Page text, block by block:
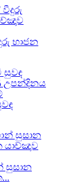
භාජන
සුසාන